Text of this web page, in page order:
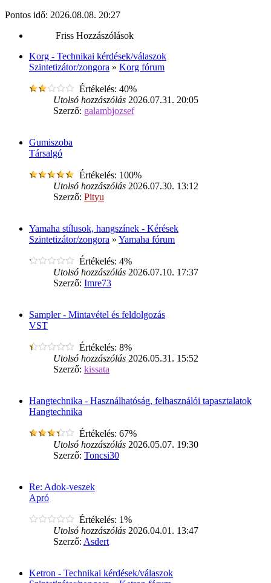
Pontos idő: 2026.08.08. 20:27
Friss Hozzászólások
Korg - Technikai kérdések/válaszok
Szintetizátor/zongora » Korg fórum
Értékelés: 40%
Utolsó hozzászólás 2026.07.31. 20:05
Szerző: galambjozsef
Gumiszoba
Társalgó
Értékelés: 100%
Utolsó hozzászólás 2026.07.30. 13:12
Szerző: Pityu
Yamaha stílusok, hangszínek - Kérések
Szintetizátor/zongora » Yamaha fórum
Értékelés: 4%
Utolsó hozzászólás 2026.07.10. 17:37
Szerző: Imre73
Sampler - Mintavétel és feldolgozás
VST
Értékelés: 8%
Utolsó hozzászólás 2026.05.31. 15:52
Szerző: kissata
Hangtechnika - Használhatóság, felhasználói tapasztalatok
Hangtechnika
Értékelés: 67%
Utolsó hozzászólás 2026.05.07. 19:30
Szerző: Toncsi30
Re: Adok-veszek
Apró
Értékelés: 1%
Utolsó hozzászólás 2026.04.01. 13:47
Szerző: Asdert
Ketron - Technikai kérdések/válaszok